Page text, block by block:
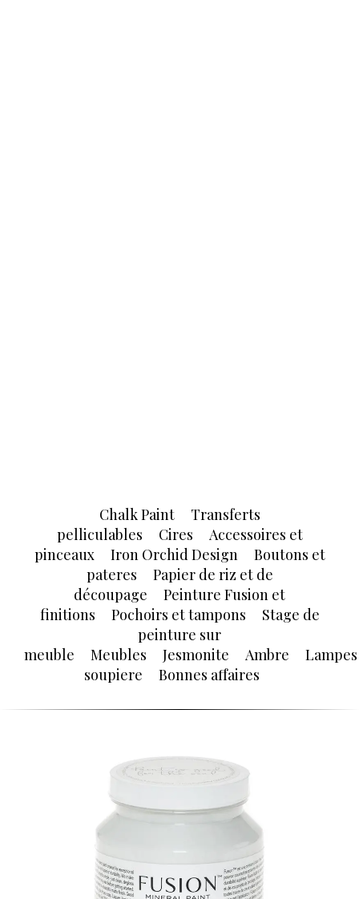
Chalk Paint
Transferts
pelliculables
Cires
Accessoires et
pinceaux
Iron Orchid Design
Boutons et
pateres
Papier de riz et de
découpage
Peinture Fusion et
finitions
Pochoirs et tampons
Stage de
peinture sur
meuble
Meubles Jesmonite Ambre
Lampes
soupiere
Bonnes affaires